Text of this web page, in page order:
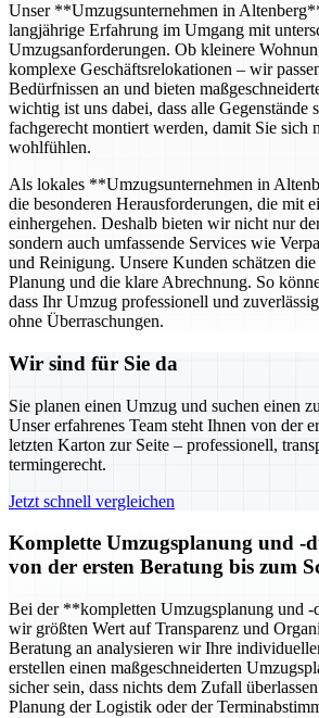
Unser **Umzugsunternehmen in
langjährige Erfahrung im Umgang mit
Umzugsanforderungen. Ob kleinere
komplexe Geschäftsrelokationen – wir
Bedürfnissen an und bieten
wichtig ist uns dabei, dass alle Gegenstände
fachgerecht montiert werden, damit Sie sich
wohlfühlen.
Als lokales **Umzugsunternehmen in
die besonderen Herausforderungen, die mit
einhergehen. Deshalb bieten wir nicht nur
sondern auch umfassende Services wie
und Reinigung. Unsere Kunden schätzen
Planung und die klare Abrechnung. So
dass Ihr Umzug professionell und
ohne Überraschungen.
Wir sind für Sie da
Sie planen einen Umzug und suchen einen
Unser erfahrenes Team steht Ihnen von der
letzten Karton zur Seite – professionell,
termingerecht.
Jetzt schnell vergleichen
Komplette Umzugsplanung und -
von der ersten Beratung bis zum
Bei der **kompletten Umzugsplanung und
wir größten Wert auf Transparenz und
Beratung an analysieren wir Ihre
erstellen einen maßgeschneiderten
sicher sein, dass nichts dem Zufall
Planung der Logistik oder der